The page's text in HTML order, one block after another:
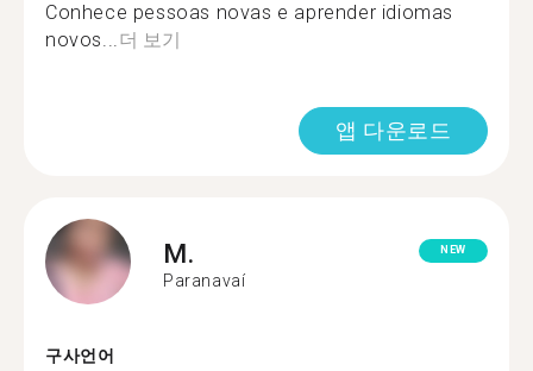
Conhece pessoas novas e aprender idiomas
novos...더 보기
앱 다운로드
M.
Paranavaí
NEW
구사언어